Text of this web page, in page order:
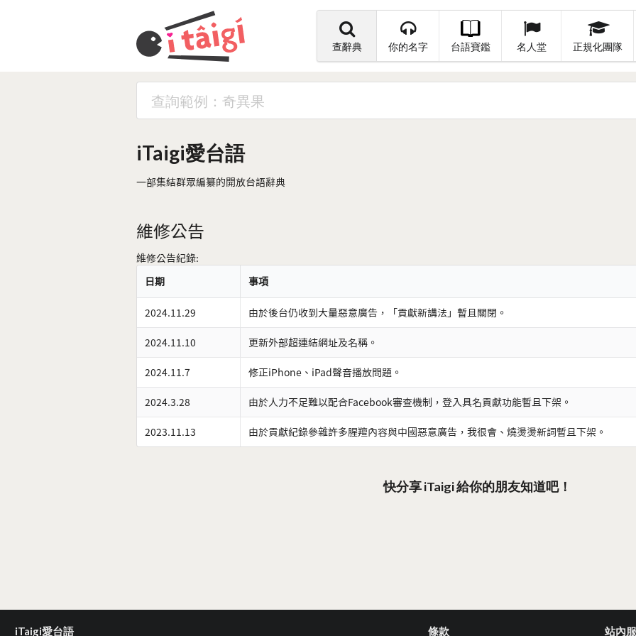
查辭典 你的名字 台語寶鑑 名人堂 正規化團隊
iTaigi愛台語
一部集結群眾編纂的開放台語辭典
維修公告
維修公告紀錄:
日期
事項
2024.11.29 由於後台仍收到大量惡意廣告，「貢獻新講法」暫且關閉。
2024.11.10 更新外部超連結網址及名稱。
2024.11.7 修正iPhone、iPad聲音播放問題。
2024.3.28 由於人力不足難以配合Facebook審查機制，登入具名貢獻功能暫且下架。
2023.11.13 由於貢獻紀錄參雜許多腥羶內容與中國惡意廣告，我很會、燒燙燙新詞暫且下架。
快分享 iTaigi 給你的朋友知道吧！
iTaigi愛台語 條款 站內